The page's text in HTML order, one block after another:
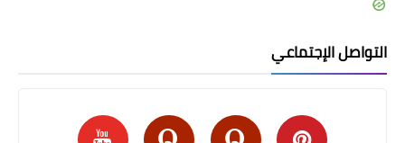
التواصل الإجتماعي